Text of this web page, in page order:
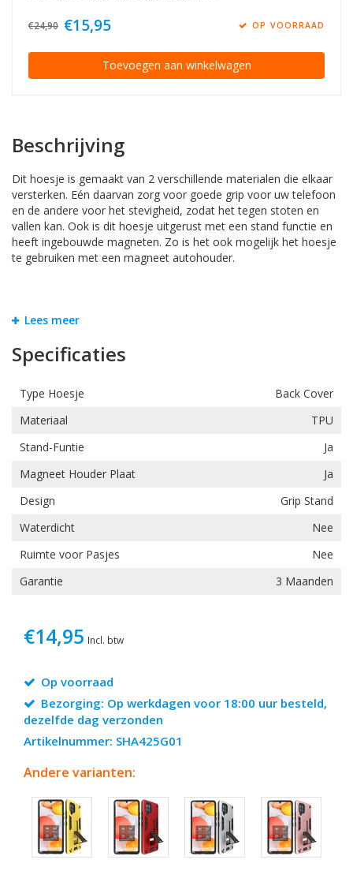
€24,90 €15,95 OP VOORRAAD
Toevoegen aan winkelwagen
Beschrijving
Dit hoesje is gemaakt van 2 verschillende materialen die elkaar
versterken. Eén daarvan zorg voor goede grip voor uw telefoon
en de andere voor het stevigheid, zodat het tegen stoten en
vallen kan. Ook is dit hoesje uitgerust met een stand functie en
heeft ingebouwde magneten. Zo is het ook mogelijk het hoesje
te gebruiken met een magneet autohouder.
terug schuiven. Deze heeft magneten zodat dit niet zomaar los
horizontaal als verticaal neerzetten. Zo kunt u gemakkelijke
filmpjes kijken op onder andere Youtube of Netflix.
Lees meer
Specificaties
Type Hoesje
Back Cover
Materiaal
TPU
Stand-Funtie
Ja
Magneet Houder Plaat
Ja
Design
Grip Stand
Waterdicht
Nee
Ruimte voor Pasjes
Nee
Garantie
3 Maanden
€14,95 Incl. btw
Op voorraad
Bezorging: Op werkdagen voor 18:00 uur besteld,
dezelfde dag verzonden
Artikelnummer: SHA425G01
Andere varianten: